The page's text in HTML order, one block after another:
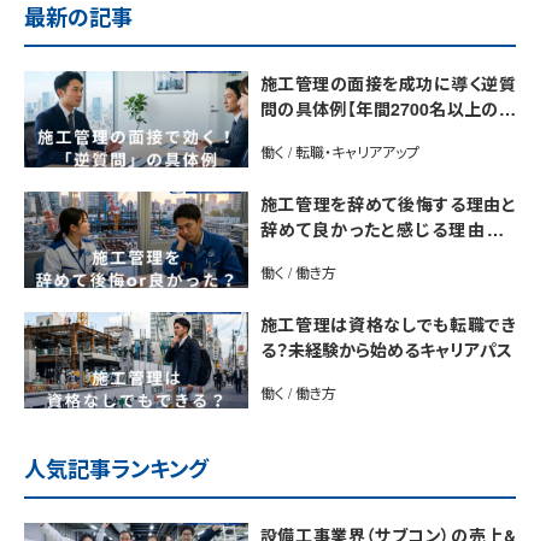
最新の記事
施工管理の面接を成功に導く逆質
問の具体例【年間2700名以上の施
働く / 転職・キャリアアップ
施工管理を辞めて後悔する理由と
辞めて良かったと感じる理由は？
説】
働く / 働き方
施工管理は資格なしでも転職でき
る？未経験から始めるキャリアパス
働く / 働き方
人気記事ランキング
設備工事業界（サブコン）の売上&